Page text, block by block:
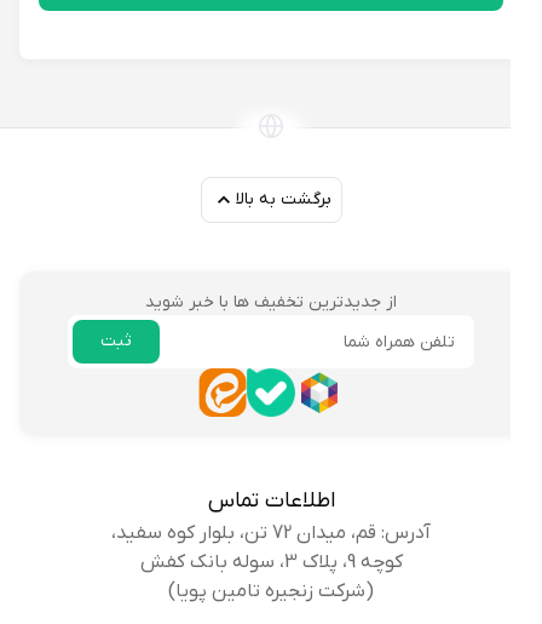
برگشت به بالا
از جدیدترین تخفیف ها با خبر شوید
اطلاعات تماس
آدرس: قم، میدان 72 تن، بلوار کوه سفید،
کوچه 9، پلاک 3، سوله بانک کفش
(شرکت زنجیره تامین پویا)